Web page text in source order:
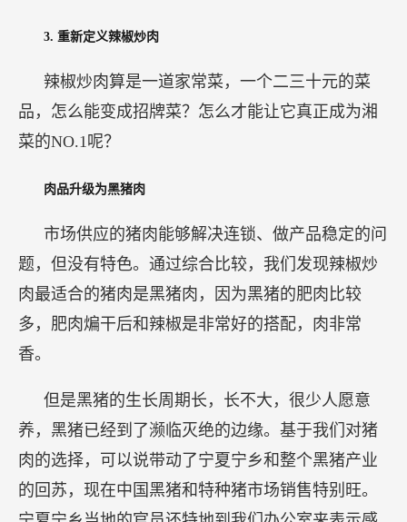
3. 重新定义辣椒炒肉
辣椒炒肉算是一道家常菜，一个二三十元的菜
品，怎么能变成招牌菜？怎么才能让它真正成为湘
菜的NO.1呢？
肉品升级为黑猪肉
市场供应的猪肉能够解决连锁、做产品稳定的问
题，但没有特色。通过综合比较，我们发现辣椒炒
肉最适合的猪肉是黑猪肉，因为黑猪的肥肉比较
多，肥肉煸干后和辣椒是非常好的搭配，肉非常
香。
但是黑猪的生长周期长，长不大，很少人愿意
养，黑猪已经到了濒临灭绝的边缘。基于我们对猪
肉的选择，可以说带动了宁夏宁乡和整个黑猪产业
的回苏，现在中国黑猪和特种猪市场销售特别旺。